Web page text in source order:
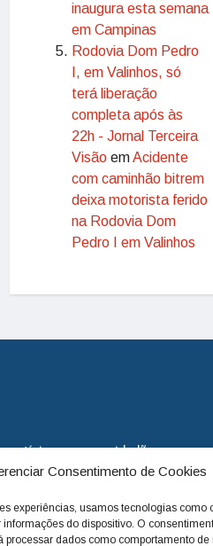
Consentimento de Cookies
experiências, usamos tecnologias como
do dispositivo. O
processar dados como comportamento
inaugura esta semana
em Campinas
Rodovia Dom Pedro
I, em Valinhos, só
terá liberação
completa após às
22h - Jornal Terceira
Visão emAcidente
com caminhão bitrem
deixa motorista ferido
na Rodovia Dom
Pedro I em Valinhos
notícias para os cidadãos
assumindo o papel
de lado as
a cidade e sempre